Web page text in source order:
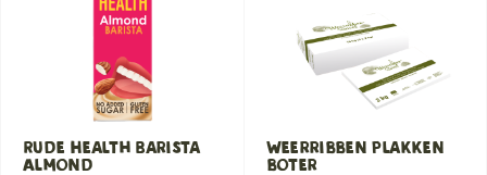
Rude Health Barista
Almond
Weerribben plakken
boter